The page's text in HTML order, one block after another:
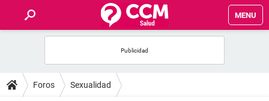
MENU
FOROS
Foros Sexualidad